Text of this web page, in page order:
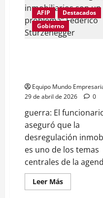
AFIP
Destacados
Gobierno
Equipo Mundo
29 de abril de 2026
0
guerra: El
aseguró que la
desregulación
es uno de los temas
centrales de la
Leer MásLeer
más